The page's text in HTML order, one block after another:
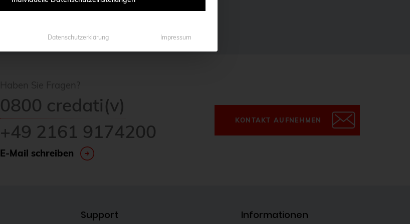
Haben Sie Fragen?
0800 credati(v)
+49 2161 9174200
E-Mail schreiben
KONTAKT AUFNEHMEN
Support Informationen
Datenschutzerklärung Impressum